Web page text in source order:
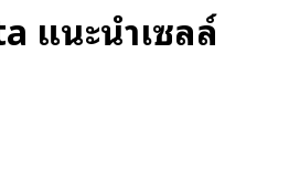
แนะนำเซลล์